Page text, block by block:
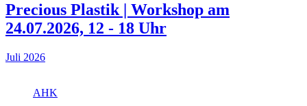
Precious Plastik | Workshop am
24.07.2026, 12 - 18 Uhr
Juli 2026
AHK